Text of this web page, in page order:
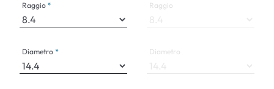
Raggio
Diametro
Raggio
Diametro